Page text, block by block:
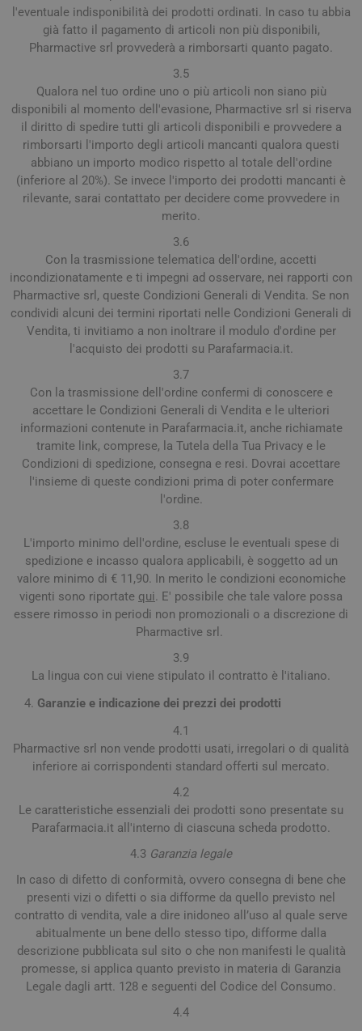
l'eventuale indisponibilità dei prodotti ordinati. In caso tu abbia
già fatto il pagamento di articoli non più disponibili,
Pharmactive srl provvederà a rimborsarti quanto pagato.
3.5
Qualora nel tuo ordine uno o più articoli non siano più
disponibili al momento dell'evasione, Pharmactive srl si riserva
il diritto di spedire tutti gli articoli disponibili e provvedere a
rimborsarti l'importo degli articoli mancanti qualora questi
abbiano un importo modico rispetto al totale dell'ordine
(inferiore al 20%). Se invece l'importo dei prodotti mancanti è
rilevante, sarai contattato per decidere come provvedere in
merito.
3.6
Con la trasmissione telematica dell'ordine, accetti
incondizionatamente e ti impegni ad osservare, nei rapporti con
Pharmactive srl, queste Condizioni Generali di Vendita. Se non
condividi alcuni dei termini riportati nelle Condizioni Generali di
Vendita, ti invitiamo a non inoltrare il modulo d'ordine per
l'acquisto dei prodotti su Parafarmacia.it.
3.7
Con la trasmissione dell'ordine confermi di conoscere e
accettare le Condizioni Generali di Vendita e le ulteriori
informazioni contenute in Parafarmacia.it, anche richiamate
tramite link, comprese, la Tutela della Tua Privacy e le
Condizioni di spedizione, consegna e resi. Dovrai accettare
l'insieme di queste condizioni prima di poter confermare
l'ordine.
3.8
L'importo minimo dell'ordine, escluse le eventuali spese di
spedizione e incasso qualora applicabili, è soggetto ad un
valore minimo di € 11,90. In merito le condizioni economiche
vigenti sono riportate qui. E' possibile che tale valore possa
essere rimosso in periodi non promozionali o a discrezione di
Pharmactive srl.
3.9
La lingua con cui viene stipulato il contratto è l'italiano.
Garanzie e indicazione dei prezzi dei prodotti
4.1
Pharmactive srl non vende prodotti usati, irregolari o di qualità
inferiore ai corrispondenti standard offerti sul mercato.
4.2
Le caratteristiche essenziali dei prodotti sono presentate su
Parafarmacia.it all'interno di ciascuna scheda prodotto.
4.3 Garanzia legale
In caso di difetto di conformità, ovvero consegna di bene che
presenti vizi o difetti o sia difforme da quello previsto nel
contratto di vendita, vale a dire inidoneo all’uso al quale serve
abitualmente un bene dello stesso tipo, difforme dalla
descrizione pubblicata sul sito o che non manifesti le qualità
promesse, si applica quanto previsto in materia di Garanzia
Legale dagli artt. 128 e seguenti del Codice del Consumo.
4.4